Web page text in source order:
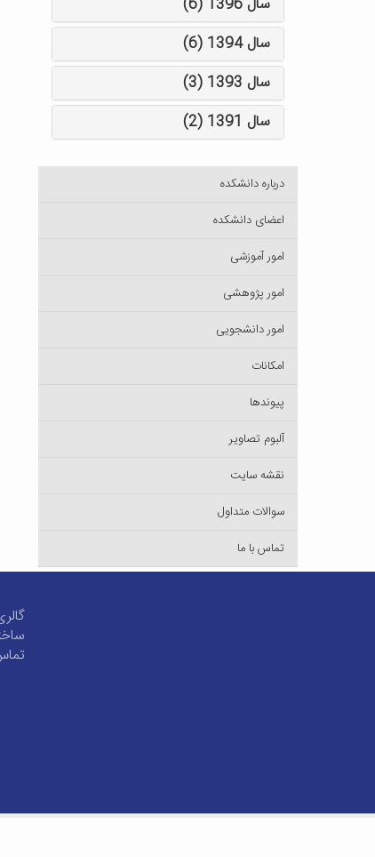
سال 1396 (6)
سال 1394 (6)
سال 1393 (3)
سال 1391 (2)
درباره دانشکده
اعضای دانشکده
امور آموزشی
امور پژوهشی
امور دانشجویی
امکانات
پیوندها
آلبوم تصاویر
نقشه سایت
سوالات متداول
تماس با ما